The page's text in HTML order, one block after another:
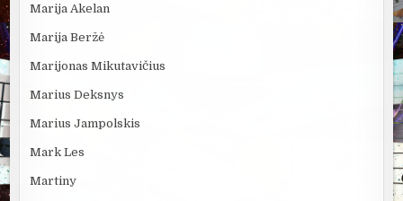
Marija Akelan
Marija Beržė
Marijonas Mikutavičius
Marius Deksnys
Marius Jampolskis
Mark Les
Martiny